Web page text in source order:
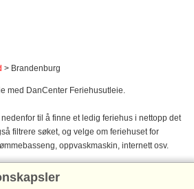
> Brandenburg
med DanCenter Feriehusutleie.
til å finne et ledig feriehus i nettopp det
filtrere søket, og velge om feriehuset for
oppvaskmaskin, internett osv.